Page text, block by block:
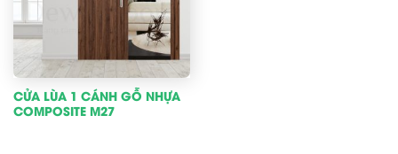
CỬA LÙA 1 CÁNH GỖ NHỰA
COMPOSITE M27